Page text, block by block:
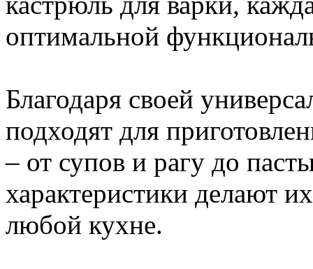
оптимальной
Благодаря своей
подходят для
– от супов и рагу до
характеристики делают
любой кухне.